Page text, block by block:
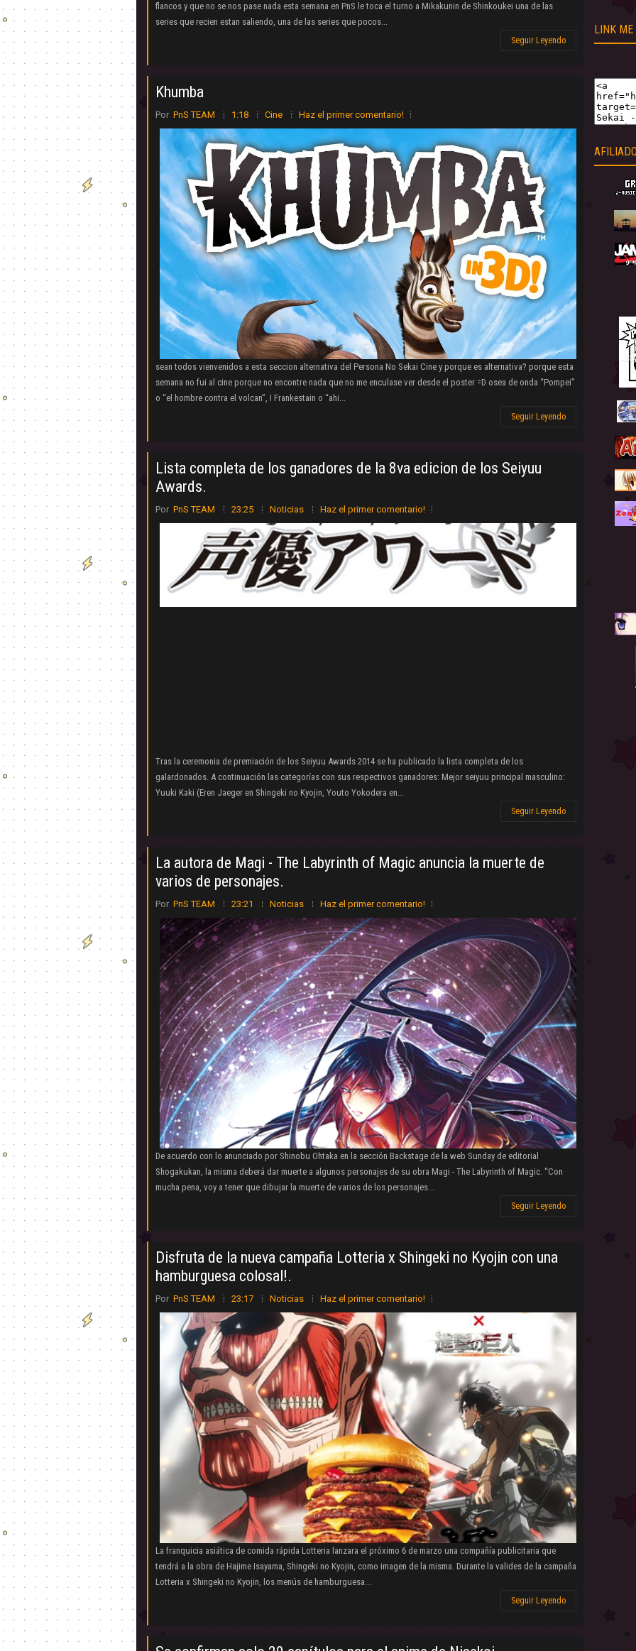
flancos y que no se nos pase nada esta semana en PnS le toca el turno a Mikakunin de Shinkoukei una de las
series que recien estan saliendo, una de las series que pocos...
Seguir Leyendo
Khumba
Por PnS TEAM 1:18 Cine Haz el primer comentario!
sean todos vienvenidos a esta seccion alternativa del Persona No Sekai Cine y porque es alternativa? porque esta
semana no fui al cine porque no encontre nada que no me enculase ver desde el poster =D osea de onda “Pompei”
o “el hombre contra el volcan”, I Frankestain o “ahi...
Seguir Leyendo
Lista completa de los ganadores de la 8va edicion de los Seiyuu
Awards.
Por PnS TEAM 23:25 Noticias Haz el primer comentario!
Tras la ceremonia de premiación de los Seiyuu Awards 2014 se ha publicado la lista completa de los
galardonados. A continuación las categorías con sus respectivos ganadores: Mejor seiyuu principal masculino:
Yuuki Kaki (Eren Jaeger en Shingeki no Kyojin, Youto Yokodera en...
Seguir Leyendo
La autora de Magi - The Labyrinth of Magic anuncia la muerte de
varios de personajes.
Por PnS TEAM 23:21 Noticias Haz el primer comentario!
De acuerdo con lo anunciado por Shinobu Ohtaka en la sección Backstage de la web Sunday de editorial
Shogakukan, la misma deberá dar muerte a algunos personajes de su obra Magi - The Labyrinth of Magic. “Con
mucha pena, voy a tener que dibujar la muerte de varios de los personajes...
Seguir Leyendo
Disfruta de la nueva campaña Lotteria x Shingeki no Kyojin con una
hamburguesa colosal!.
Por PnS TEAM 23:17 Noticias Haz el primer comentario!
La franquicia asiática de comida rápida Lotteria lanzara el próximo 6 de marzo una compañía publicitaria que
tendrá a la obra de Hajime Isayama, Shingeki no Kyojin, como imagen de la misma. Durante la valides de la campaña
Lotteria x Shingeki no Kyojin, los menús de hamburguesa...
Seguir Leyendo
LINK ME